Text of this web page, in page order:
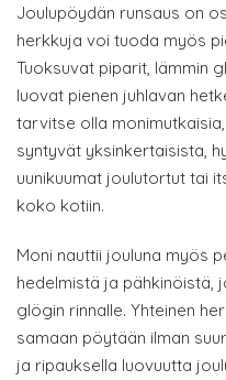
Joulupöydän runsaus on
herkkuja voi tuoda myös
Tuoksuvat piparit, lämmin
luovat pienen juhlavan
tarvitse olla
syntyvät yksinkertaisista,
uunikuumat joulutortut tai
koko kotiin.
Moni nauttii jouluna myös
hedelmistä ja pähkinöistä,
glögin rinnalle. Yhteinen
samaan pöytään ilman
ja ripauksella luovuutta